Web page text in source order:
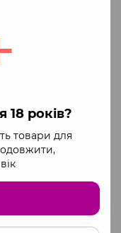
років?
товари для
натуральне